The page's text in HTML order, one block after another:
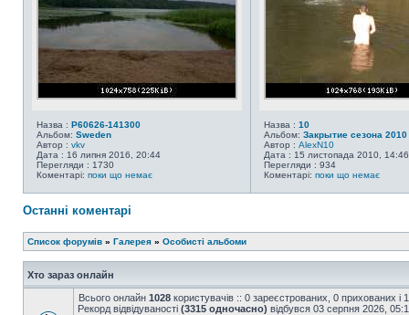
Назва : P60626-141300
Альбом: Sweden
Автор : vkv
Дата : 16 липня 2016, 20:44
Перегляди : 1730
Коментарі: поки що немає
Назва : 10
Альбом: Закрытие сезона 2010
Автор : AlexN10
Дата : 15 листопада 2010, 14:46
Перегляди : 934
Коментарі: поки що немає
Останні коментарі
Список форумів » Галерея » Особисті альбоми
Хто зараз онлайн
Всього онлайн 1028 користувачів :: 0 зареєстрованих, 0 прихованих і
Рекорд відвідуваності (3315 одночасно) відбувся 03 серпня 2026,